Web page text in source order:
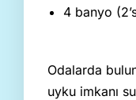
4 banyo
Odalarda
uyku imkanı